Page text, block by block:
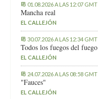
01.08.2026 A LAS 12:07 GMT
Mancha real
EL CALLEJÓN
30.07.2026 A LAS 12:34 GMT
Todos los fuegos del fuego
EL CALLEJÓN
24.07.2026 A LAS 08:58 GMT
"Fauces"
EL CALLEJÓN